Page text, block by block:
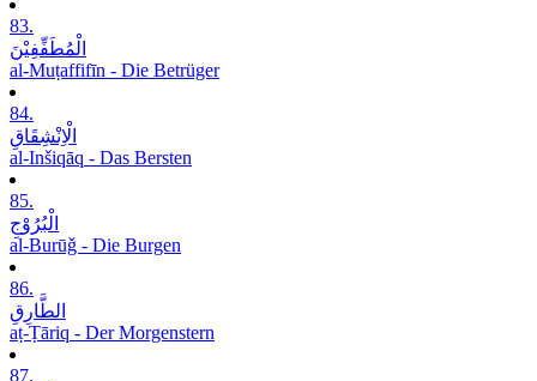
83.
الْمُطَفِّفِیْنَ
al-Muṭaffifīn - Die Betrüger
84.
الْاِنْشِقَاقِ
al-Inšiqāq - Das Bersten
85.
الْبُرُوْجِ
al-Burūǧ - Die Burgen
86.
الطَّارِقِ
aṭ-Ṭāriq - Der Morgenstern
87.